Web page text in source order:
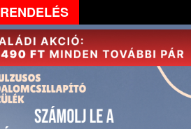
RENDELÉS